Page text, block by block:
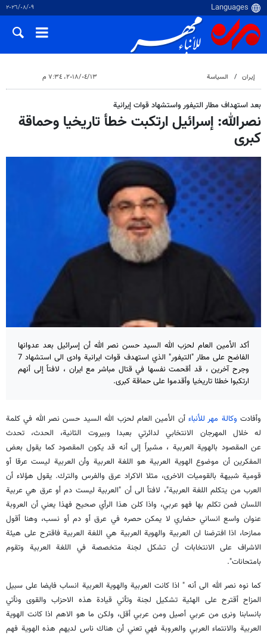
٠٩‏/٠٨‏/٢٠٢٦
إيران السياسة ١٣‏/٠٤‏/٢٠١٨، ٧:٣٤ م
بعد استهداف مطار التيفور واستشهاد قوات إيرانية
نصرالله: إسرائيل ارتكبت خطأ تاريخيا وحماقة
كبرى
أكد الأمين العام لحزب الله السيد حسن نصر الله أن إسرائيل بعد عدوانها
الفاضح على مطار "التيفور" الذي استهدف قوات ايرانية وادى الى استشهاد 7
وجرح آخرين ، قد أقحمت نفسها في قتال مباشر مع ايران ، لافتاً إلى أنهم
ارتكبوا خطئا تاريخيا وأقدموا على حماقة كبرى.
وأفادت وكالة مهر للأنباء أن الأمين العام لحزب الله السيد حسن نصر الله في كلمة
له خلال المهرجان الانتخابي لدائرتي بعبدا وبيروت الثانية، الحدث، تحدث
عن المقصود بالهوية العربية ، مشيراً إلى أنه قد يكون المقصود كما يقول بعض
المفكرين أن موضوع الهوية العربية هو اللغة العربية وأن العربية ليست عرقا أو
قومية شبيهة بالقوميات الاخرى، مثلا الاكراد عرق والفرس والترك. يقول هؤلاء أن
العرب من يتكلم اللغة العربية"، لافتاً الى أن "العربية ليست دم أو عرق هي عربية
اللسان فمن تكلم بها فهو عربي، واذا كلن هذا الرأي صحيح فهذا يعني أن العروبة
عنوان واسع انساني حضاري لا يمكن حصره في عرق أو دم أو نسب، وهنا أقول
ممازحا، اذا افترضنا ان العربية والهوية العربية هي اللغة العربية فاقترح على هيئة
الاشراف على الانتخابات أن تشكل لجنة متخصصة في اللغة العربية وتقوم
بامتحانات".
كما نوه نصر الله الى أنه " اذا كانت العربية والهوية العربية انساب فايضا على سبيل
المزاح أقترح على الهئية تشكيل لجنة وتأتي قيادة هذه الاحزاب والقوى ونأتي
بانسابنا ونرى من عربي أصيل ومن عربي أقل، ولكن ما هو الاهم اذا كانت الهوية
العربية والانتماء العربي والعروبة فهي تعني أن هناك ناس لديهم هذه الهوية فهم